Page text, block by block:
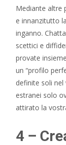
Mediante altre
e innanzitutto
inganno.
scettici e
provate
un “profilo
definite soli
estranei solo
attirato la
4 –